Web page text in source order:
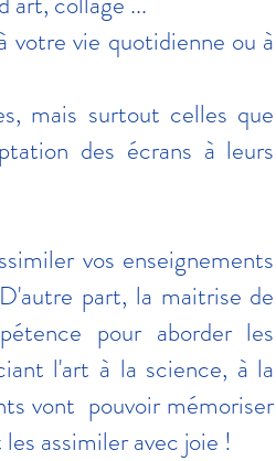
votre vie quotidienne ou à
mais surtout celles que
des écrans à leurs
vos enseignements
part, la maitrise de
pour aborder les
l'art à la science, à la
vont pouvoir mémoriser
assimiler avec joie !